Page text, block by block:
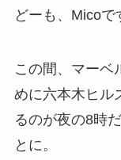
どーも、Micoで
この間、マーベ
めに六本木ヒル
るのが夜の8時
とに。